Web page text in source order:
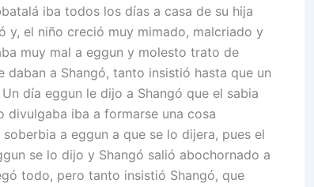
iba todos los días a casa de su hija
y, el niño creció muy mimado, malcriado y
muy mal a eggun y molesto trato de
daban a Shangó, tanto insistió hasta que un
día eggun le dijo a Shangó que el sabia
divulgaba iba a formarse una cosa
a eggun a que se lo dijera, pues el
se lo dijo y Shangó salió abochornado a
todo, pero tanto insistió Shangó, que